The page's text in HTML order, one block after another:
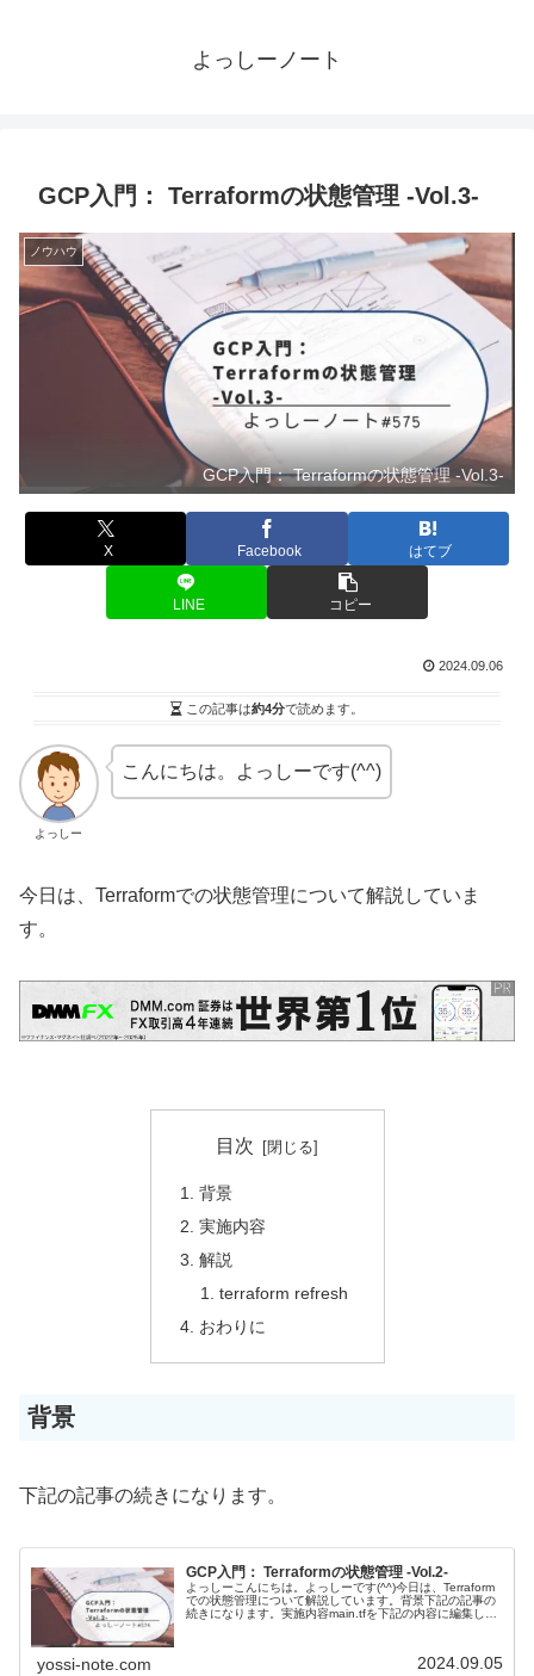
よっしーノート
GCP入門： Terraformの状態管理 -Vol.3-
ノウハウ
GCP入門： Terraformの状態管理 -Vol.3-
X Facebook はてブ
LINE コピー
2024.09.06
この記事は約4分で読めます。
よっしー
こんにちは。よっしーです(^^)
今日は、Terraformでの状態管理について解説していま
す。
目次
背景
実施内容
解説
terraform refresh
おわりに
背景
下記の記事の続きになります。
GCP入門： Terraformの状態管理 -Vol.2-
よっしーこんにちは。よっしーです(^^)今日は、Terraform
での状態管理について解説しています。背景下記の記事の
続きになります。実施内容main.tfを下記の内容に編集しま
yossi-note.com 2024.09.05